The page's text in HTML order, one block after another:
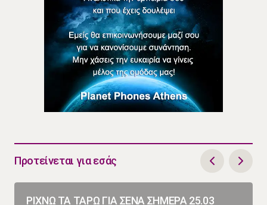
Προτείνεται για εσάς
ΡΙΧΝΩ ΤΑ ΤΑΡΩ ΓΙΑ ΣΕΝΑ ΣΗΜΕΡΑ 25.03